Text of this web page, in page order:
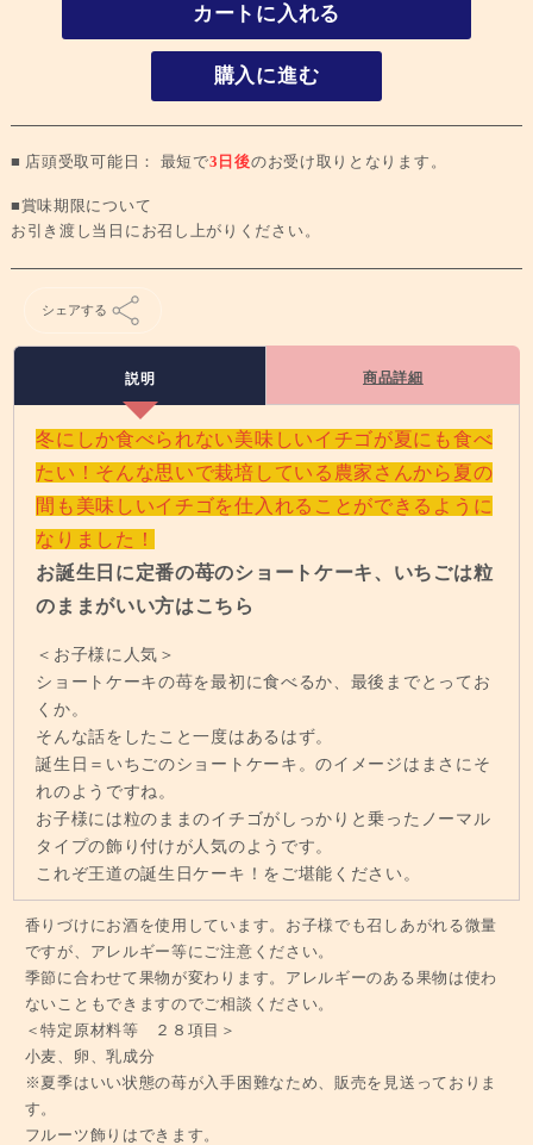
カートに入れる
購入に進む
■ 店頭受取可能日： 最短で3日後のお受け取りとなります。
■賞味期限について
お引き渡し当日にお召し上がりください。
シェアする
説明 商品詳細
冬にしか食べられない美味しいイチゴが夏にも食べ
たい！そんな思いで栽培している農家さんから夏の
間も美味しいイチゴを仕入れることができるように
なりました！
お誕生日に定番の苺のショートケーキ、いちごは粒
のままがいい方はこちら
＜お子様に人気＞
ショートケーキの苺を最初に食べるか、最後までとってお
くか。
そんな話をしたこと一度はあるはず。
誕生日＝いちごのショートケーキ。のイメージはまさにそ
れのようですね。
お子様には粒のままのイチゴがしっかりと乗ったノーマル
タイプの飾り付けが人気のようです。
これぞ王道の誕生日ケーキ！をご堪能ください。
香りづけにお酒を使用しています。お子様でも召しあがれる微量
ですが、アレルギー等にご注意ください。
季節に合わせて果物が変わります。アレルギーのある果物は使わ
ないこともできますのでご相談ください。
＜特定原材料等 ２８項目＞
小麦、卵、乳成分
※夏季はいい状態の苺が入手困難なため、販売を見送っておりま
す。
フルーツ飾りはできます。